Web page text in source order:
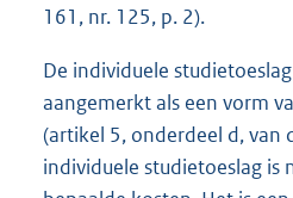
161, nr. 125, p. 2).
De individuele
aangemerkt als een vorm
(artikel 5, onderdeel d, van
individuele studietoeslag is